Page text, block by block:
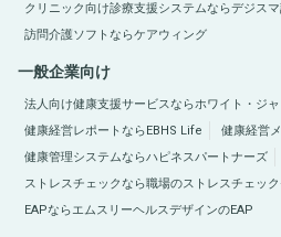
クリニック向け診療支援システムならデジス
訪問介護ソフトならケアウィング
一般企業向け
法人向け健康支援サービスならホワイト・ジ
健康経営レポートならEBHS Life
健康経営
健康管理システムならハピネスパートナーズ
ストレスチェックなら職場のストレスチェッ
EAPならエムスリーヘルスデザインのEAP